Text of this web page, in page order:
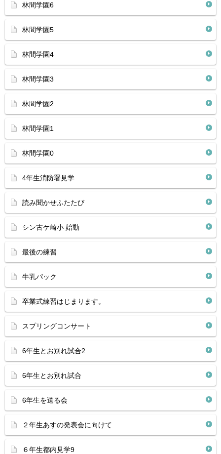
林間学園6
林間学園5
林間学園4
林間学園3
林間学園2
林間学園1
林間学園0
4年生消防署見学
読み聞かせふたたび
シン古ケ崎小 始動
最後の練習
牛乳パック
卒業式練習はじまります。
スプリングコンサート
6年生とお別れ試合2
6年生とお別れ試合
6年生を送る会
２年生あすの発表会に向けて
６年生都内見学9